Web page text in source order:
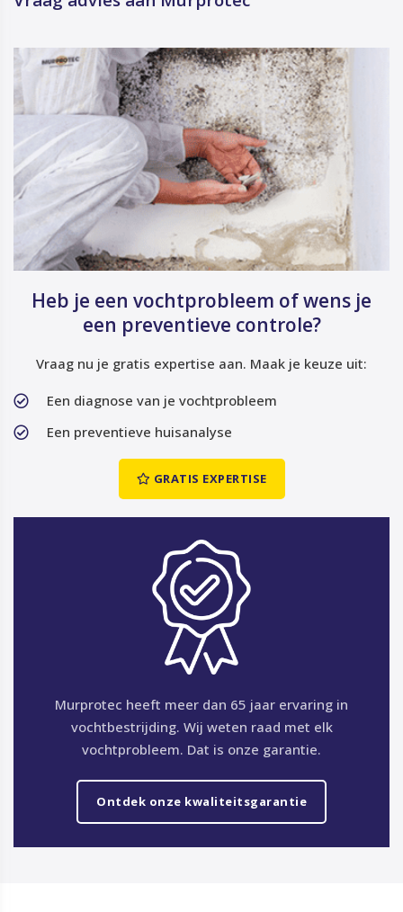
Heb je een vochtprobleem of wens je
een preventieve controle?
Vraag nu je gratis expertise aan. Maak je keuze uit:
Een diagnose van je vochtprobleem
Een preventieve huisanalyse
GRATIS EXPERTISE
Murprotec heeft meer dan 65 jaar ervaring in
vochtbestrijding. Wij weten raad met elk
vochtprobleem. Dat is onze garantie.
Ontdek onze kwaliteitsgarantie